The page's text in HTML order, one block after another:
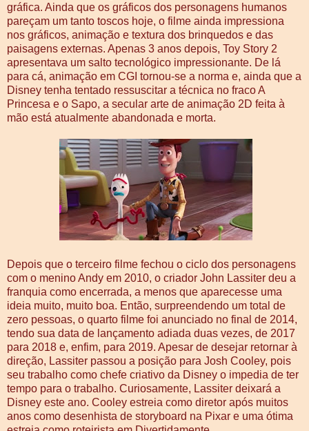
gráfica. Ainda que os gráficos dos personagens humanos
pareçam um tanto toscos hoje, o filme ainda impressiona
nos gráficos, animação e textura dos brinquedos e das
paisagens externas. Apenas 3 anos depois, Toy Story 2
apresentava um salto tecnológico impressionante. De lá
para cá, animação em CGI tornou-se a norma e, ainda que a
Disney tenha tentado ressuscitar a técnica no fraco A
Princesa e o Sapo, a secular arte de animação 2D feita à
mão está atualmente abandonada e morta.
Depois que o terceiro filme fechou o ciclo dos personagens
com o menino Andy em 2010, o criador John Lassiter deu a
franquia como encerrada, a menos que aparecesse uma
ideia muito, muito boa. Então, surpreendendo um total de
zero pessoas, o quarto filme foi anunciado no final de 2014,
tendo sua data de lançamento adiada duas vezes, de 2017
para 2018 e, enfim, para 2019. Apesar de desejar retornar à
direção, Lassiter passou a posição para Josh Cooley, pois
seu trabalho como chefe criativo da Disney o impedia de ter
tempo para o trabalho. Curiosamente, Lassiter deixará a
Disney este ano. Cooley estreia como diretor após muitos
anos como desenhista de storyboard na Pixar e uma ótima